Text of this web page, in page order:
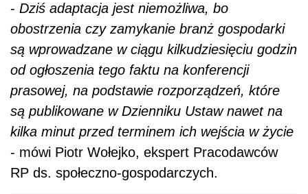
- Dziś adaptacja jest niemożliwa, bo
obostrzenia czy zamykanie branż gospodarki
są wprowadzane w ciągu kilkudziesięciu godzin
od ogłoszenia tego faktu na konferencji
prasowej, na podstawie rozporządzeń, które
są publikowane w Dzienniku Ustaw nawet na
kilka minut przed terminem ich wejścia w życie
- mówi Piotr Wołejko, ekspert Pracodawców
RP ds. społeczno-gospodarczych.